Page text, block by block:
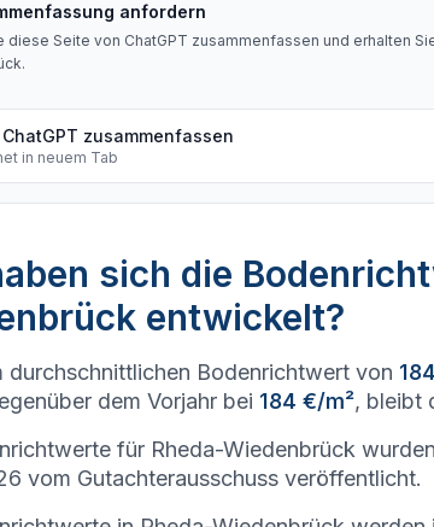
anfordern
diese Seite von ChatGPT zusammenfassen und erhalten
.
zusammenfassen
in neuem Tab
sich die
entwickelt?
durchschnittlichen Bodenrichtwert von
dem Vorjahr bei 184 €/m², bleibt
für Rheda-Wiedenbrück
vom Gutachterausschuss veröffentlicht.